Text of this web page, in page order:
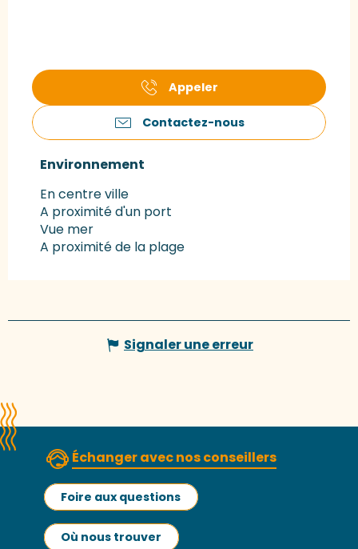
Appeler
Contactez-nous
Environnement
Environnement
En centre ville
A proximité d'un port
Vue mer
A proximité de la plage
Signaler une erreur
Échanger avec nos conseillers
Foire aux questions
Où nous trouver